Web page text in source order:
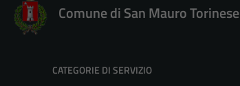
Comune di San Mauro Torinese
CATEGORIE DI SERVIZIO